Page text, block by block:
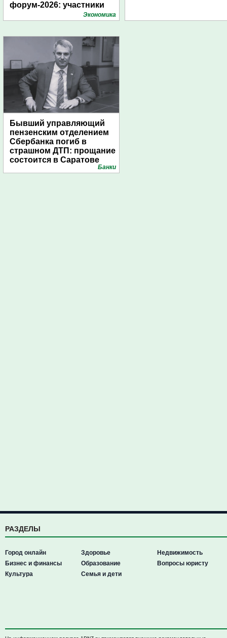
форум-2026: участники
подготовили креативные
Экономика
Бывший управляющий
пензенским отделением
Сбербанка погиб в
страшном ДТП: прощание
состоится в Саратове
Банки
РАЗДЕЛЫ
Город онлайн
Бизнес и финансы
Культура
Здоровье
Образование
Семья и дети
Недвижимость
Вопросы юристу